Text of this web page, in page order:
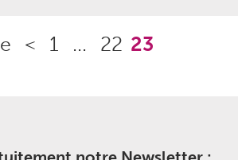
< 1 ... 22 23